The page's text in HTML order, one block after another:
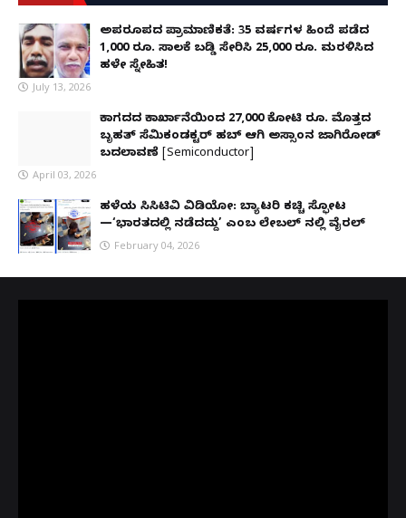
ಅಪರೂಪದ ಪ್ರಾಮಾಣಿಕತೆ: 35 ವರ್ಷಗಳ ಹಿಂದೆ ಪಡೆದ
1,000 ರೂ. ಸಾಲಕ್ಕೆ ಬಡ್ಡಿ ಸೇರಿಸಿ 25,000 ರೂ. ಮರಳಿಸಿದ
ಹಳೇ ಸ್ನೇಹಿತ!
July 13, 2026
ಕಾಗದದ ಕಾರ್ಖಾನೆಯಿಂದ 27,000 ಕೋಟಿ ರೂ. ಮೊತ್ತದ
ಬೃಹತ್ ಸೆಮಿಕಂಡಕ್ಟರ್ ಹಬ್ ಆಗಿ ಅಸ್ಸಾಂನ ಜಾಗಿರೋಡ್
ಬದಲಾವಣೆ [Semiconductor]
April 03, 2026
ಹಳೆಯ ಸಿಸಿಟಿವಿ ವಿಡಿಯೋ: ಬ್ಯಾಟರಿ ಕಚ್ಚಿ ಸ್ಫೋಟ
—‘ಭಾರತದಲ್ಲಿ ನಡೆದದ್ದು’ ಎಂಬ ಲೇಬಲ್ ನಲ್ಲಿ ವೈರಲ್
February 04, 2026